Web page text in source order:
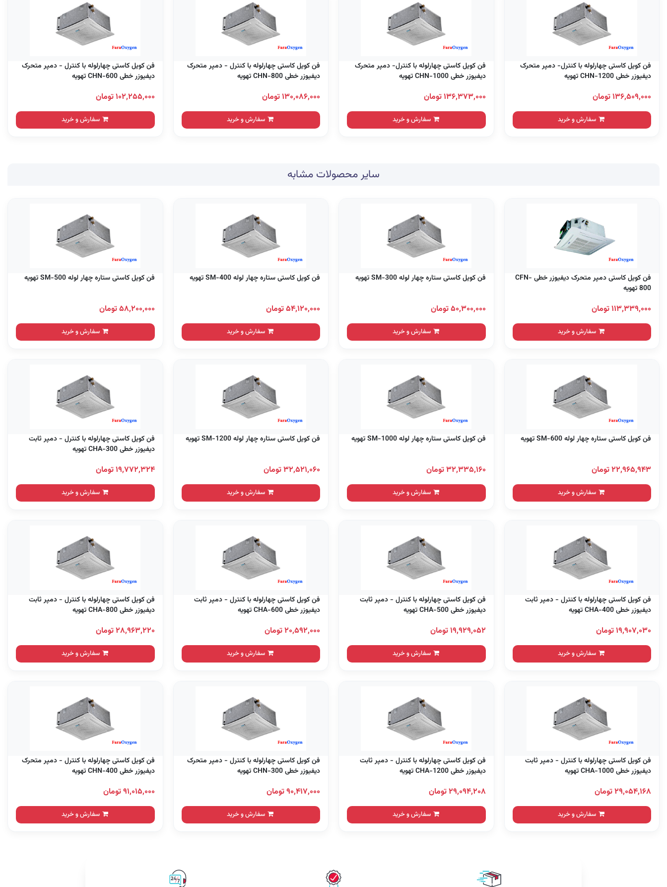
فن کویل کاستی چهارلوله با کنترل- دمپر متحرک
دیفیوزر خطی CHN-1200 تهویه
۱۳۶,۵۰۹,۰۰۰ تومان
سفارش و خرید
فن کویل کاستی چهارلوله با کنترل- دمپر متحرک
دیفیوزر خطی CHN-1000 تهویه
۱۳۶,۳۷۳,۰۰۰ تومان
سفارش و خرید
فن کویل کاستی چهارلوله با کنترل - دمپر متحرک
دیفیوزر خطی CHN-800 تهویه
۱۳۰,۰۸۶,۰۰۰ تومان
سفارش و خرید
فن کویل کاستی چهارلوله با کنترل - دمپر متحرک
دیفیوزر خطی CHN-600 تهویه
۱۰۲,۲۵۵,۰۰۰ تومان
سفارش و خرید
سایر محصولات مشابه
فن کویل کاستی دمپر متحرک دیفیوزر خطی CFN-
800 تهویه
۱۱۳,۳۳۹,۰۰۰ تومان
سفارش و خرید
فن کویل کاستی ستاره چهار لوله SM-300 تهویه
۵۰,۳۰۰,۰۰۰ تومان
سفارش و خرید
فن کویل کاستی ستاره چهار لوله SM-400 تهویه
۵۴,۱۲۰,۰۰۰ تومان
سفارش و خرید
فن کویل کاستی ستاره چهار لوله SM-500 تهویه
۵۸,۲۰۰,۰۰۰ تومان
سفارش و خرید
فن کویل کاستی ستاره چهار لوله SM-600 تهویه
۲۲,۹۶۵,۹۴۳ تومان
سفارش و خرید
فن کویل کاستی ستاره چهار لوله SM-1000 تهویه
۳۲,۳۳۵,۱۶۰ تومان
سفارش و خرید
فن کویل کاستی ستاره چهار لوله SM-1200 تهویه
۳۲,۵۲۱,۰۶۰ تومان
سفارش و خرید
فن کویل کاستی چهارلوله با کنترل - دمپر ثابت
دیفیوزر خطی CHA-300 تهویه
۱۹,۷۷۲,۳۲۴ تومان
سفارش و خرید
فن کویل کاستی چهارلوله با کنترل - دمپر ثابت
دیفیوزر خطی CHA-400 تهویه
۱۹,۹۰۷,۰۳۰ تومان
سفارش و خرید
فن کویل کاستی چهارلوله با کنترل - دمپر ثابت
دیفیوزر خطی CHA-500 تهویه
۱۹,۹۲۹,۰۵۲ تومان
سفارش و خرید
فن کویل کاستی چهارلوله با کنترل - دمپر ثابت
دیفیوزر خطی CHA-600 تهویه
۲۰,۵۹۲,۰۰۰ تومان
سفارش و خرید
فن کویل کاستی چهارلوله با کنترل - دمپر ثابت
دیفیوزر خطی CHA-800 تهویه
۲۸,۹۶۳,۲۲۰ تومان
سفارش و خرید
فن کویل کاستی چهارلوله با کنترل - دمپر ثابت
دیفیوزر خطی CHA-1000 تهویه
۲۹,۰۵۴,۱۶۸ تومان
سفارش و خرید
فن کویل کاستی چهارلوله با کنترل - دمپر ثابت
دیفیوزر خطی CHA-1200 تهویه
۲۹,۰۹۴,۲۰۸ تومان
سفارش و خرید
فن کویل کاستی چهارلوله با کنترل - دمپر متحرک
دیفیوزر خطی CHN-300 تهویه
۹۰,۴۱۷,۰۰۰ تومان
سفارش و خرید
فن کویل کاستی چهارلوله با کنترل - دمپر متحرک
دیفیوزر خطی CHN-400 تهویه
۹۱,۰۱۵,۰۰۰ تومان
سفارش و خرید